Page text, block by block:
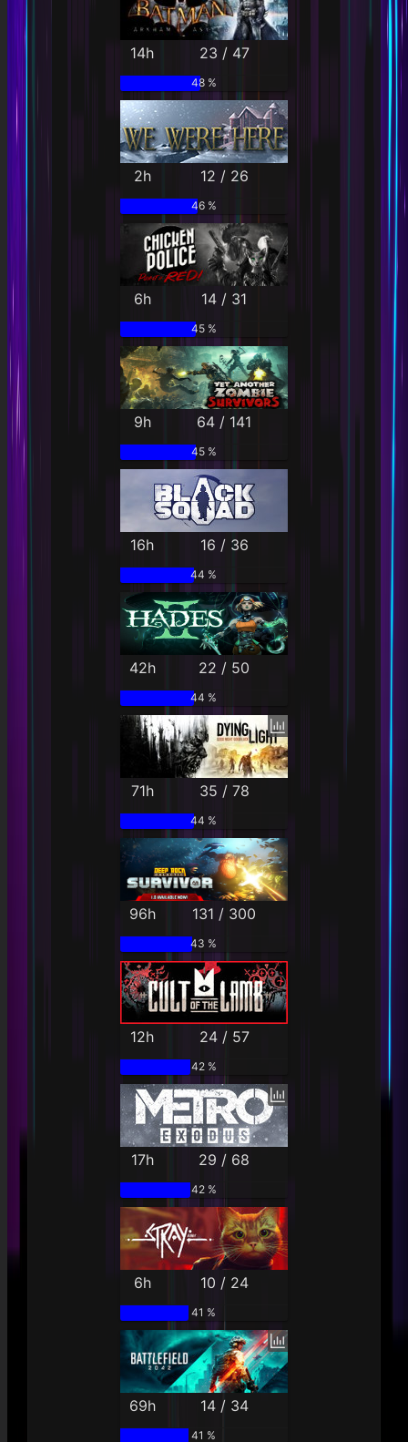
14h 23 / 47
48 %
2h 12 / 26
46 %
6h 14 / 31
45 %
9h 64 / 141
45 %
16h 16 / 36
44 %
42h 22 / 50
44 %
71h 35 / 78
44 %
96h 131 / 300
43 %
12h 24 / 57
42 %
17h 29 / 68
42 %
6h 10 / 24
41 %
69h 14 / 34
41 %